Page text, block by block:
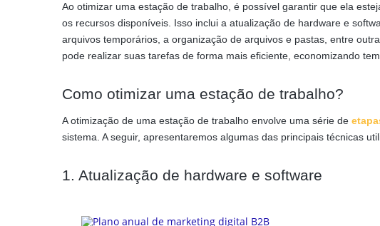
Ao otimizar uma estação de trabalho, é possível garantir que ela
os recursos disponíveis. Isso inclui a atualização de hardware e
arquivos temporários, a organização de arquivos e pastas, entre
pode realizar suas tarefas de forma mais eficiente, economizando
Como otimizar uma estação de trabalho?
A otimização de uma estação de trabalho envolve uma série de
sistema. A seguir, apresentaremos algumas das principais técnicas
1. Atualização de hardware e software